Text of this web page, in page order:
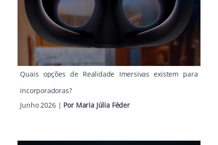
Quais opções de Realidade Imersivas existem para
incorporadoras?
Junho 2026 | Por Maria Júlia Féder